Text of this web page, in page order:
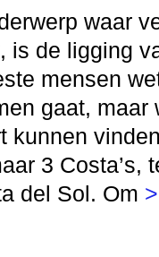
waar
is de ligging
mensen
gaat, maar
kunnen
3 Costa’s,
del Sol. Om